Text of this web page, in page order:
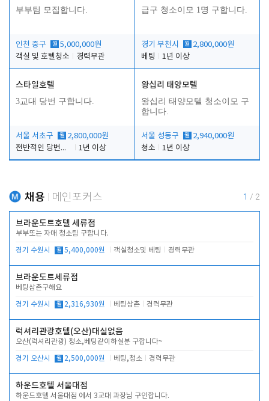
부부팀 모집합니다.
인천 중구 월 5,000,000원
객실 및 호텔청소
경력무관
급구 청소이모 1명 구합니다.
경기 부천시 월 2,800,000원
베팅
1년 이상
스타일호텔
3교대 당번 구합니다.
서울 서초구 월 2,800,000원
전반적인 당번업무
1년 이상
왕십리 태양모텔
왕십리 태양모텔 청소이모 구
합니다.
서울 성동구 월 2,940,000원
청소
1년 이상
채용 메인포커스 1 / 2
브라운도트호텔 세류점
부부또는 자매 청소팀 구합니다.
경기 수원시 월 5,400,000원 객실청소및 베팅 경력무관
브라운도트세류점
베팅삼촌구해요
경기 수원시 월 2,316,930원 베팅삼촌 경력무관
럭셔리관광호텔(오산)대실없음
오산(럭셔리관광) 청소,베팅같이하실분 구합니다~
경기 오산시 월 2,500,000원 베팅,청소 경력무관
하운드호텔 서울대점
하운드호텔 서울대점 에서 3교대 과장님 구인합니다.